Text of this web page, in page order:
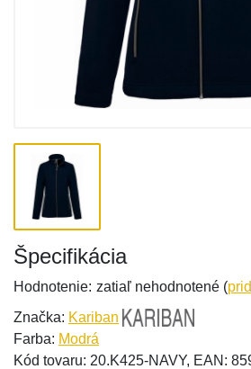
Špecifikácia
Hodnotenie: zatiaľ nehodnotené (
Značka: Kariban
Farba: Modrá
Kód tovaru: 20.K425-NAVY, EAN: